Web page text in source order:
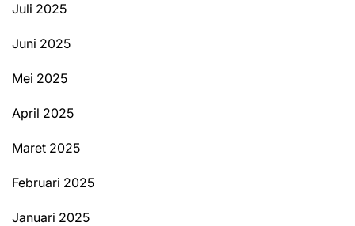
Juli 2025
Juni 2025
Mei 2025
April 2025
Maret 2025
Februari 2025
Januari 2025